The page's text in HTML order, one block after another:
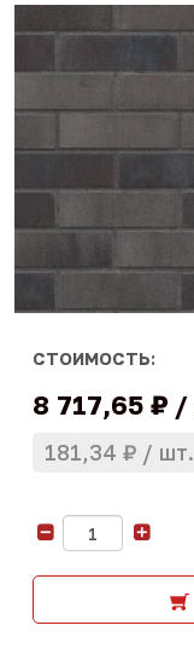
СТОИМОСТЬ:
8 717,65 ₽
181,34 ₽ шт.